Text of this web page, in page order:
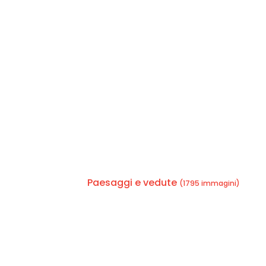
Paesaggi e vedute (1795 immagini)